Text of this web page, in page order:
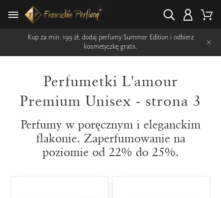
Kup za min. 199 zł, dodaj perfumy Summer Edition i odbierz
kosmetyczkę gratis.
×
Perfumetki L'amour
Premium Unisex - strona 3
Perfumy w poręcznym i eleganckim
flakonie. Zaperfumowanie na
poziomie od 22% do 25%.